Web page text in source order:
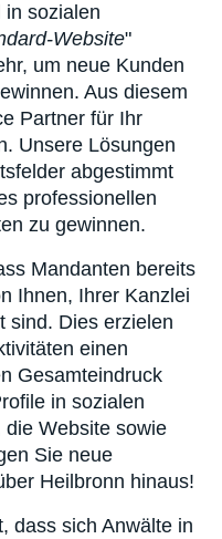
in sozialen
Website"
um neue Kunden
Aus diesem
Partner für Ihr
Unsere Lösungen
abgestimmt
professionellen
zu gewinnen.
Mandanten bereits
Ihnen, Ihrer Kanzlei
sind. Dies erzielen
einen
Gesamteindruck
in sozialen
die Website sowie
Sie neue
Heilbronn hinaus!
dass sich Anwälte in